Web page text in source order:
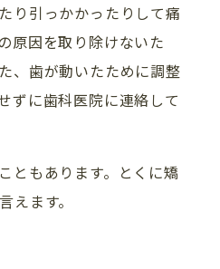
り引っかかったりして痛
原因を取り除けないた
、歯が動いたために調整
ずに歯科医院に連絡して
ともあります。とくに矯
ます。